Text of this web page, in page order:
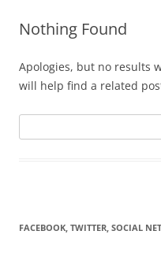
Nothing Found
Apologies, but no results
will help find a related
for:
FACEBOOK, TWITTER, SOCIAL